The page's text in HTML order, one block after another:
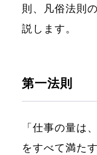
則、凡俗法則
説します。
第一法則
「仕事の量は
をすべて満た